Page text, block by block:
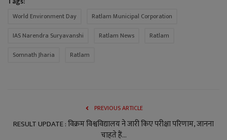
World Environment Day
Ratlam Municipal Corporation
IAS Narendra Suryavanshi
Ratlam News
Ratlam
Somnath Jharia
Ratlam
PREVIOUS ARTICLE
RESULT UPDATE : विक्रम विश्वविद्यालय ने जारी किए परीक्षा परिणाम, जानना
चाहते हैं...